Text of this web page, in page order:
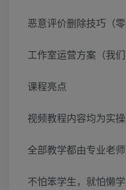
恶意评价删除技巧（零
工作室运营方案（我们
课程亮点
视频教程内容均为实
全部教学都由专业老
不怕笨学生，就怕懒